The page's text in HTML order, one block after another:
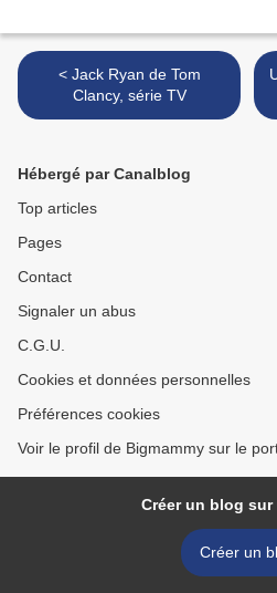
< Jack Ryan de Tom
Clancy, série TV
Hébergé par Canalblog
Top articles
Pages
Contact
Signaler un abus
C.G.U.
Cookies et données personnelles
Préférences cookies
Voir le profil de Bigmammy sur le
Créer un blog sur
Créer un